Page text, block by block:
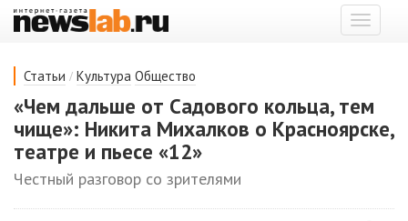
Показать
меню
Статьи / Культура Общество
«Чем дальше от Садового кольца, тем
чище»: Никита Михалков о Красноярске,
театре и пьесе «12»
Честный разговор со зрителями